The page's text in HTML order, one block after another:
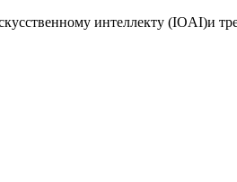
интеллекту (IOAI)и